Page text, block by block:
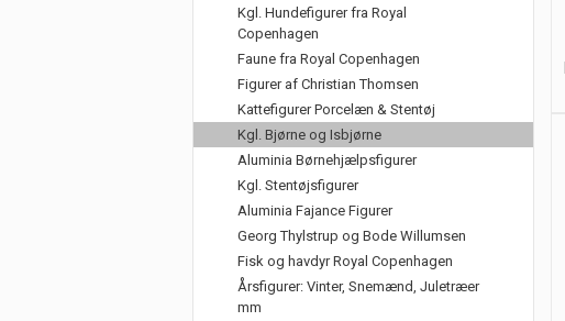
Kgl. Hundefigurer fra Royal
Copenhagen
Faune fra Royal Copenhagen
Figurer af Christian Thomsen
Kattefigurer Porcelæn & Stentøj
Kgl. Bjørne og Isbjørne
Aluminia Børnehjælpsfigurer
Kgl. Stentøjsfigurer
Aluminia Fajance Figurer
Georg Thylstrup og Bode Willumsen
Fisk og havdyr Royal Copenhagen
Årsfigurer: Vinter, Snemænd, Juletræer
mm